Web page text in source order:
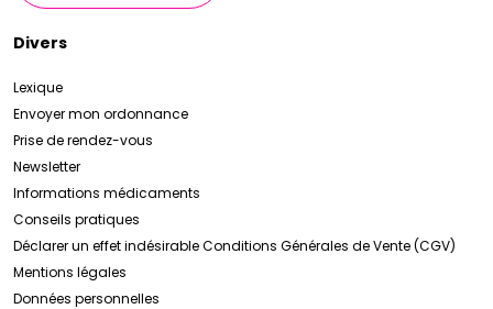
Divers
Lexique
Envoyer mon ordonnance
Prise de rendez-vous
Newsletter
Informations médicaments
Conseils pratiques
Déclarer un effet indésirableConditions Générales de Vente (CGV)
Mentions légales
Données personnelles